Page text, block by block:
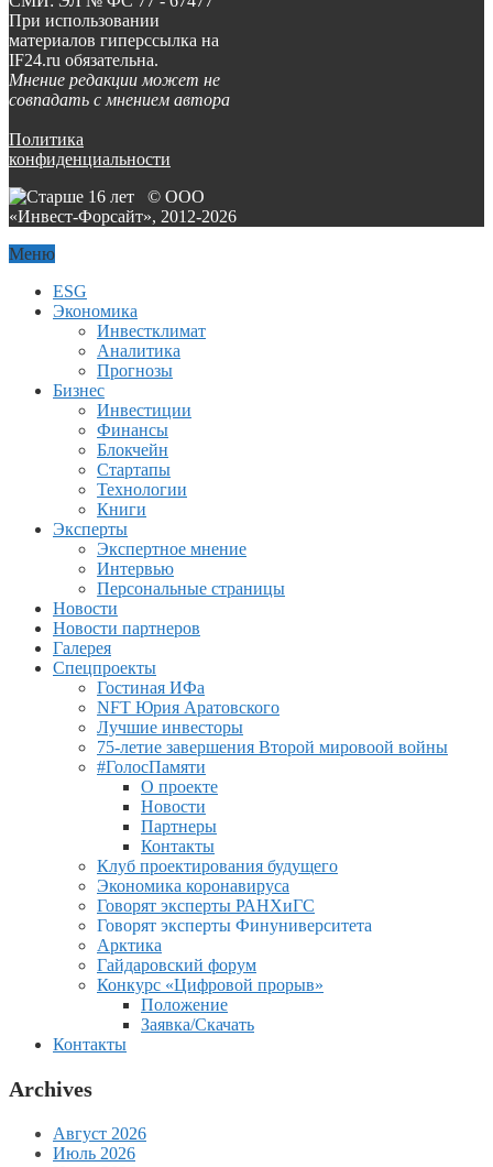
При использовании
материалов гиперссылка на
IF24.ru обязательна.
Мнение редакции может не
совпадать с мнением автора
Политика
конфиденциальности
© ООО
«Инвест-Форсайт», 2012-2026
Меню
ESG
Экономика
Инвестклимат
Аналитика
Прогнозы
Бизнес
Инвестиции
Финансы
Блокчейн
Стартапы
Технологии
Книги
Эксперты
Экспертное мнение
Интервью
Персональные страницы
Новости
Новости партнеров
Галерея
Спецпроекты
Гостиная ИФа
NFT Юрия Аратовского
Лучшие инвесторы
75-летие завершения Второй мировоой войны
#ГолосПамяти
О проекте
Новости
Партнеры
Контакты
Клуб проектирования будущего
Экономика коронавируса
Говорят эксперты РАНХиГС
Говорят эксперты Финуниверситета
Арктика
Гайдаровский форум
Конкурс «Цифровой прорыв»
Положение
Заявка/Скачать
Контакты
Archives
Август 2026
Июль 2026